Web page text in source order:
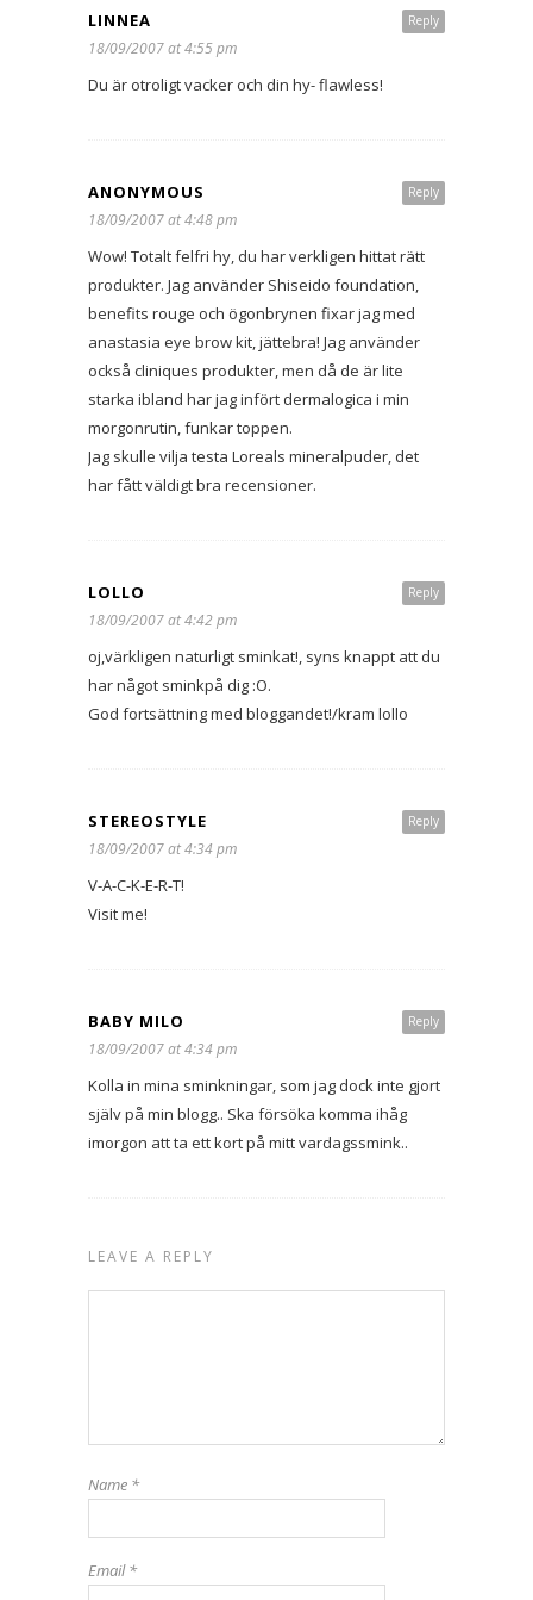
Reply
LINNEA
18/09/2007 at 4:55 pm
Du är otroligt vacker och din hy- flawless!
Reply
ANONYMOUS
18/09/2007 at 4:48 pm
Wow! Totalt felfri hy, du har verkligen hittat rätt
produkter. Jag använder Shiseido foundation,
benefits rouge och ögonbrynen fixar jag med
anastasia eye brow kit, jättebra! Jag använder
också cliniques produkter, men då de är lite
starka ibland har jag infört dermalogica i min
morgonrutin, funkar toppen.
Jag skulle vilja testa Loreals mineralpuder, det
har fått väldigt bra recensioner.
Reply
LOLLO
18/09/2007 at 4:42 pm
oj,värkligen naturligt sminkat!, syns knappt att du
har något sminkpå dig :O.
God fortsättning med bloggandet!/kram lollo
Reply
STEREOSTYLE
18/09/2007 at 4:34 pm
V-A-C-K-E-R-T!
Visit me!
Reply
BABY MILO
18/09/2007 at 4:34 pm
Kolla in mina sminkningar, som jag dock inte gjort
själv på min blogg.. Ska försöka komma ihåg
imorgon att ta ett kort på mitt vardagssmink..
LEAVE A REPLY
Name *
Email*